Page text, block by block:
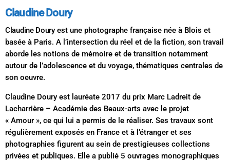
Claudine Doury
Claudine Douryest une photographe française née à Blois et
basée à Paris. A l’intersection du réel et de la fiction, son travail
aborde les notions de mémoire et de transition notamment
autour de l’adolescence et du voyage, thématiques centrales de
son oeuvre.
Claudine Doury est lauréate 2017 du prix Marc Ladreit de
Lacharrière – Académie des Beaux-arts avec le projet
« Amour », ce qui lui a permis de le réaliser. Ses travaux sont
régulièrement exposés en France et à l’étranger et ses
photographies figurent au sein de prestigieuses collections
privées et publiques. Elle a publié 5 ouvrages monographiques